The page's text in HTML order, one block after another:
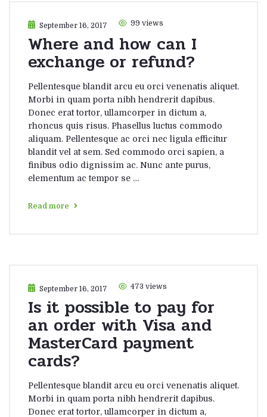
September 16, 2017 99 views
Where and how can I
exchange or refund?
Pellentesque blandit arcu eu orci venenatis aliquet.
Morbi in quam porta nibh hendrerit dapibus.
Donec erat tortor, ullamcorper in dictum a,
rhoncus quis risus. Phasellus luctus commodo
aliquam. Pellentesque ac orci nec ligula efficitur
blandit vel at sem. Sed commodo orci sapien, a
finibus odio dignissim ac. Nunc ante purus,
elementum ac tempor se …
Read more
September 16, 2017 473 views
Is it possible to pay for
an order with Visa and
MasterCard payment
cards?
Pellentesque blandit arcu eu orci venenatis aliquet.
Morbi in quam porta nibh hendrerit dapibus.
Donec erat tortor, ullamcorper in dictum a,